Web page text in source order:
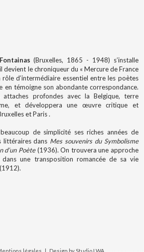
(Bruxelles, 1865 - 1948) s’installe
devient le chroniqueur du « Mercure de France
d’intermédiaire essentiel entre les poètes
en témoigne son abondante correspondance.
profondes avec la Belgique, terre
et développera une œuvre critique et
et Paris .
de simplicité ses riches années de
littéraires dans Mes souvenirs du Symbolisme
d’un Poète(1936). On trouvera une approche
dans une transposition romancée de sa vie
légales |Design by Studio LWA